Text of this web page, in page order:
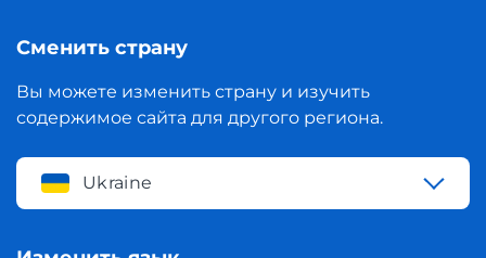
Сменить страну
Вы можете изменить страну и изучить
содержимое сайта для другого региона.
Ukraine